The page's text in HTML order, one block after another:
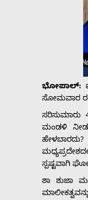
Advertise
Contact
ಭೋಪಾಲ್:
ಸೋಮವಾರ
ಸರಿಸುಮಾರು
ಮಂಡಳಿ
ಸ್ಪಷ್ಟವಾಗಿ
ಶಾ ಶುಜಾ